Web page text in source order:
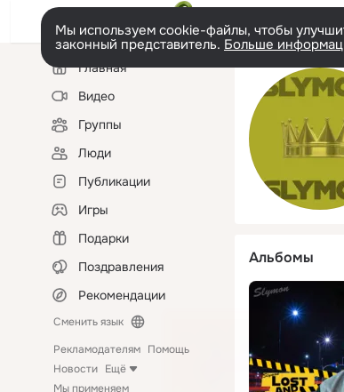
Мы используем cookie-файлы, чтобы
законный представитель. Больше
Левая
колонкаГлавная
Видео
Группы
Люди
Публикации
Игры
Подарки
Поздравления
Рекомендации
Сменить язык
Рекламодателям Помощь
Новости Ещё
Мы применяем
Альбомы